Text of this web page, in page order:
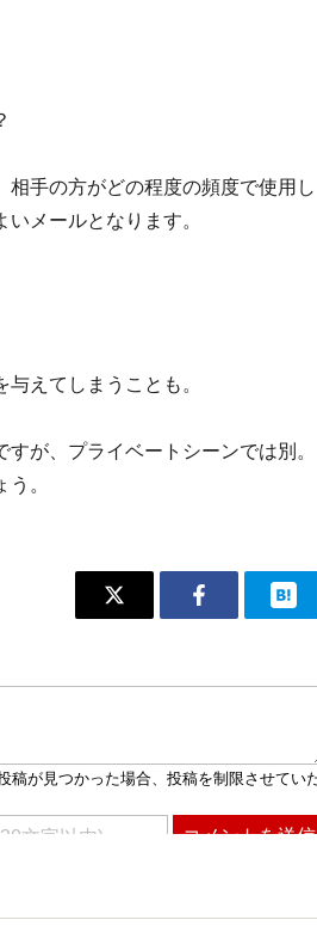
手の方がどの程度の頻度で使用し
メールとなります。
えてしまうことも。
が、プライベートシーンでは別。
。